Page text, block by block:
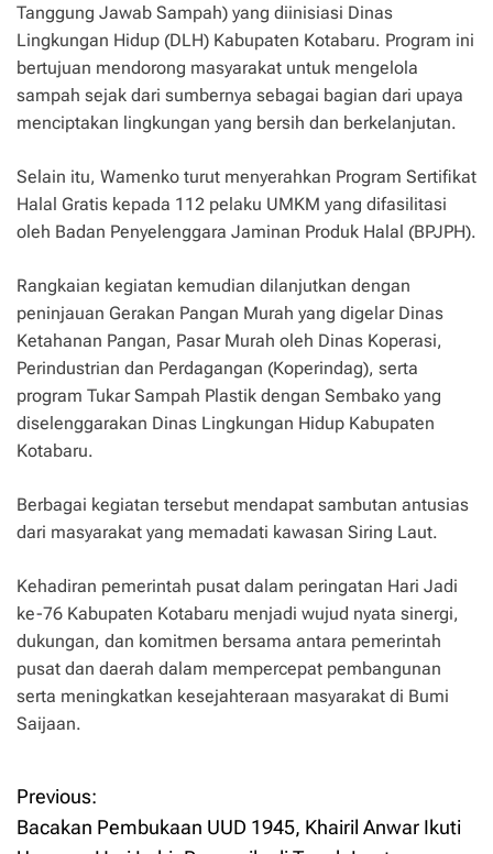
Tanggung Jawab Sampah) yang diinisiasi Dinas
Lingkungan Hidup (DLH) Kabupaten Kotabaru. Program ini
bertujuan mendorong masyarakat untuk mengelola
sampah sejak dari sumbernya sebagai bagian dari upaya
menciptakan lingkungan yang bersih dan berkelanjutan.
Selain itu, Wamenko turut menyerahkan Program Sertifikat
Halal Gratis kepada 112 pelaku UMKM yang difasilitasi
oleh Badan Penyelenggara Jaminan Produk Halal (BPJPH).
Rangkaian kegiatan kemudian dilanjutkan dengan
peninjauan Gerakan Pangan Murah yang digelar Dinas
Ketahanan Pangan, Pasar Murah oleh Dinas Koperasi,
Perindustrian dan Perdagangan (Koperindag), serta
program Tukar Sampah Plastik dengan Sembako yang
diselenggarakan Dinas Lingkungan Hidup Kabupaten
Kotabaru.
Berbagai kegiatan tersebut mendapat sambutan antusias
dari masyarakat yang memadati kawasan Siring Laut.
Kehadiran pemerintah pusat dalam peringatan Hari Jadi
ke-76 Kabupaten Kotabaru menjadi wujud nyata sinergi,
dukungan, dan komitmen bersama antara pemerintah
pusat dan daerah dalam mempercepat pembangunan
serta meningkatkan kesejahteraan masyarakat di Bumi
Saijaan.
P
Previous:
Bacakan Pembukaan UUD 1945, Khairil Anwar Ikuti